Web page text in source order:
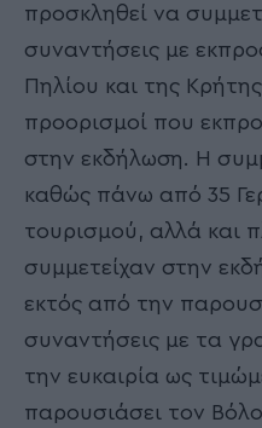
προσκληθεί να
συναντήσεις με
Πηλίου και της
προορισμοί που
στην εκδήλωση. Η
καθώς πάνω από 35
τουρισμού, αλλά και
συμμετείχαν στην
εκτός από την
συναντήσεις με τα
την ευκαιρία ως
παρουσιάσει τον